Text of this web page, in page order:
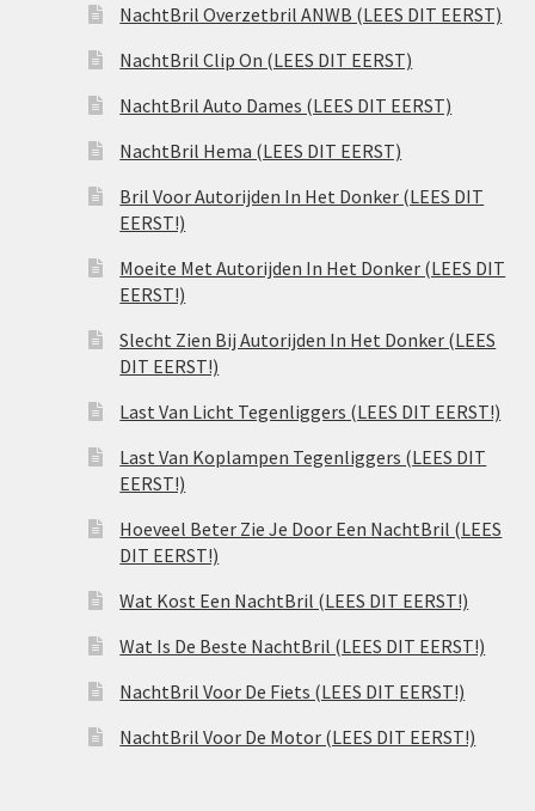
NachtBril Overzetbril ANWB (LEES DIT EERST)
NachtBril Clip On (LEES DIT EERST)
NachtBril Auto Dames (LEES DIT EERST)
NachtBril Hema (LEES DIT EERST)
Bril Voor Autorijden In Het Donker (LEES DIT
EERST!)
Moeite Met Autorijden In Het Donker (LEES DIT
EERST!)
Slecht Zien Bij Autorijden In Het Donker (LEES
DIT EERST!)
Last Van Licht Tegenliggers (LEES DIT EERST!)
Last Van Koplampen Tegenliggers (LEES DIT
EERST!)
Hoeveel Beter Zie Je Door Een NachtBril (LEES
DIT EERST!)
Wat Kost Een NachtBril (LEES DIT EERST!)
Wat Is De Beste NachtBril (LEES DIT EERST!)
NachtBril Voor De Fiets (LEES DIT EERST!)
NachtBril Voor De Motor (LEES DIT EERST!)